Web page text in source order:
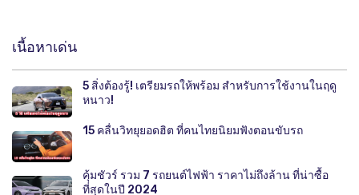
เนื้อหาเด่น
5 สิ่งต้องรู้! เตรียมรถให้พร้อม สำหรับการใช้งานในฤดู
หนาว!
15 คลื่นวิทยุยอดฮิต ที่คนไทยนิยมฟังตอนขับรถ
คุ้มชัวร์ รวม 7 รถยนต์ไฟฟ้า ราคาไม่ถึงล้าน ที่น่าซื้อ
ที่สุดในปี 2024